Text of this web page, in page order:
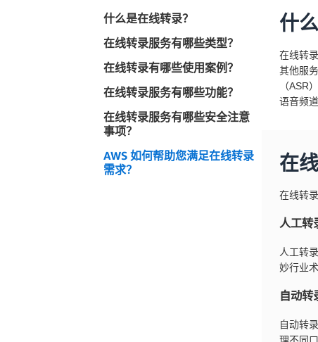
什么是在线转录？
在线转录服务有哪些类型？
在线转录有哪些使用案例？
在线转录服务有哪些功能？
在线转录服务有哪些安全注意
事项？
AWS 如何帮助您满足在线转录
需求？
什
在线转
其他服
（ASR
语音频
在
在线转
人工转
人工转
妙行业
自动转
自动转
理不同